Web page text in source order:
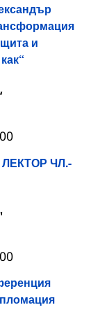
и
ЧЛ.-